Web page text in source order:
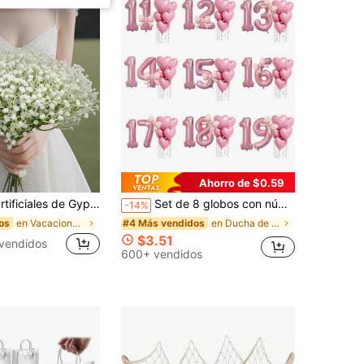
granel, adecuado para decoración del hogar, decoración de mesa, arreglos florales DIY, decoración de bodas y fiestas, decoración de jardín interior y exterior, bodas, fiestas, decoración de habitaciones, decoración navideña.
en Vacaciones Artículos para fiestas de bebés
Ahorro de $0.59
-14% Set de 8 globos con números en color rosa, edades de 10 a 19 años, globos con forma de corazón y lazos - tonos suaves, adecuado para decoración de baby shower, fiesta de cumpleaños de niña, cumpleaños de adultos, bautizo, baby shower, cumpleaños, decoración para fiesta de aniversario, globos con números, globos de papel de aluminio, San Valentín, boda, Día de la Madre
#4 Más vendidos en Ducha de bebé niña .
$3.51
600+ vendidos